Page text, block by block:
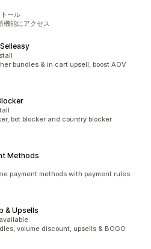
ール
機能にアクセス
bundles & in cart upsell, boost AOV
bot blocker and country blocker
Methods
payment methods with payment rules
& Upsells
volume discount, upsells & BOGO